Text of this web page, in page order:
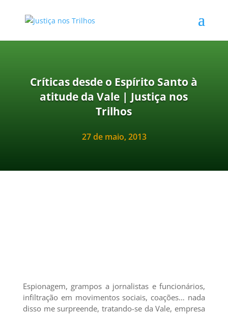
Críticas desde o Espírito Santo à
atitude da Vale | Justiça nos
Trilhos
27 de maio, 2013
Espionagem, grampos a jornalistas e funcionários,
infiltração em movimentos sociais, coações… nada
disso me surpreende, tratando-se da Vale, empresa